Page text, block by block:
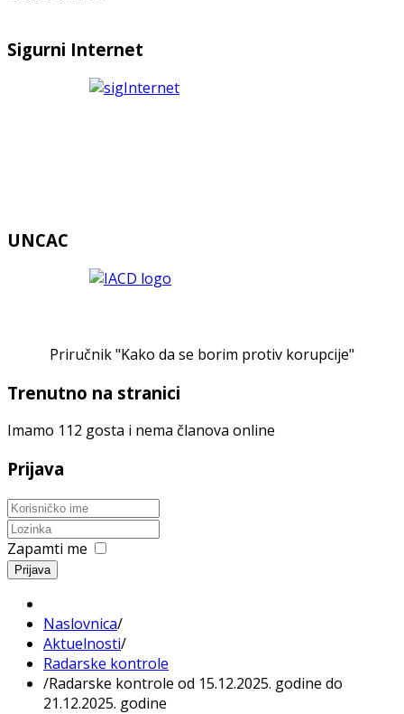
Sigurni Internet
UNCAC
Priručnik "Kako da se borim protiv korupcije"
Trenutno na stranici
Imamo 112 gosta i nema članova online
Prijava
Zapamti me
Prijava
Naslovnica/
Aktuelnosti/
Radarske kontrole
/Radarske kontrole od 15.12.2025. godine do
21.12.2025. godine